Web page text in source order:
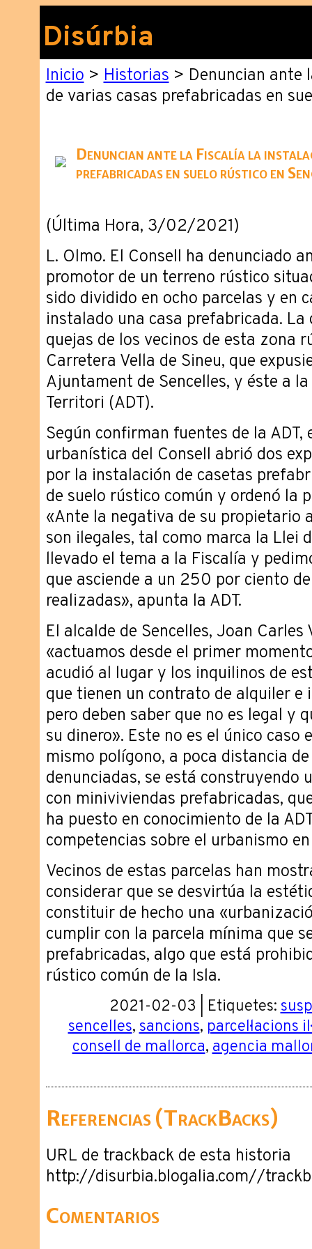
Disúrbia
Inicio>Historias> Denuncian ante
de varias casas prefabricadas en
Denuncian ante la Fiscalía la
prefabricadas en suelo rústico en
(Última Hora, 3/02/2021)
L. Olmo. El Consell ha denunciado
promotor de un terreno rústico
sido dividido en ocho parcelas y en
instalado una casa prefabricada.
quejas de los vecinos de esta zona
Carretera Vella de Sineu, que
Ajuntament de Sencelles, y éste a
Territori (ADT).
Según confirman fuentes de la
urbanística del Consell abrió dos
por la instalación de casetas
de suelo rústico común y ordenó la
«Ante la negativa de su propietario
son ilegales, tal como marca la Llei
llevado el tema a la Fiscalía y
que asciende a un 250 por ciento
realizadas», apunta la ADT.
El alcalde de Sencelles, Joan Carles
«actuamos desde el primer
acudió al lugar y los inquilinos de
que tienen un contrato de alquiler e
pero deben saber que no es legal y
su dinero». Este no es el único caso
mismo polígono, a poca distancia
denunciadas, se está construyendo
con miniviviendas prefabricadas,
ha puesto en conocimiento de la
competencias sobre el urbanismo
Vecinos de estas parcelas han
considerar que se desvirtúa la
constituir de hecho una
cumplir con la parcela mínima que
prefabricadas, algo que está
rústico común de la Isla.
2021-02-03 | Etiquetes:
sencelles,sancions, parcel·lacions
consell de mallorca,agencia
Referencias (TrackBacks)
URL de trackback de esta historia
http://disurbia.blogalia.com//
Comentarios